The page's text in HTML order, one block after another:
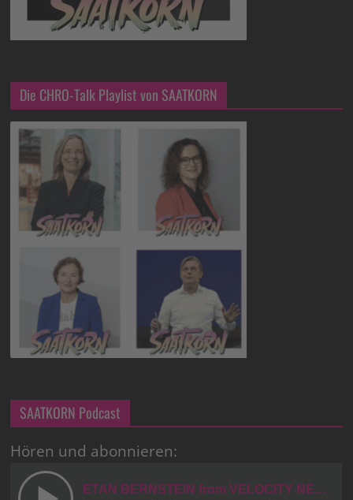
Die CHRO-Talk Playlist von SAATKORN
SAATKORN Podcast
Hören und abonnieren: